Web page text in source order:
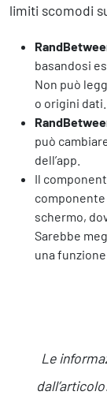
limiti scomodi
basandosi
Non può
o origini dati.
può
dell’app.
Il
componente
schermo,
Sarebbe
una
Le